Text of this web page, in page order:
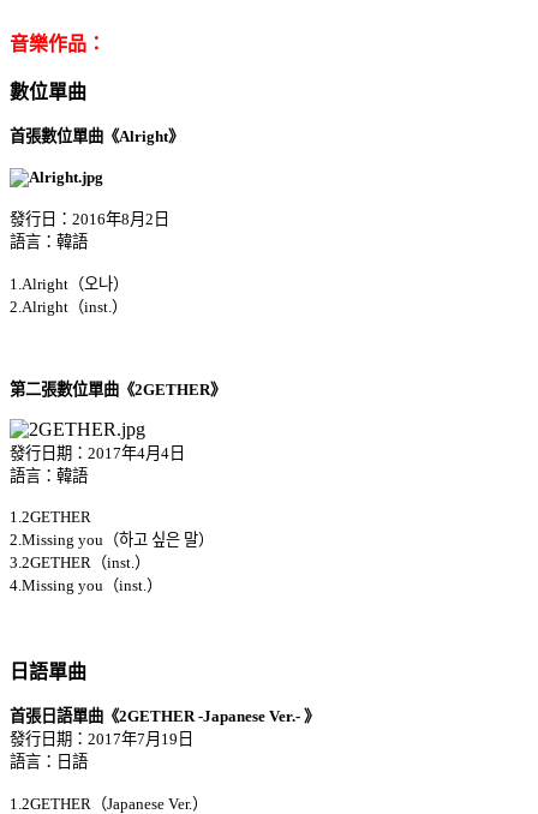
音樂作品：
數位單曲
首張數位單曲《Alright》
發行日：2016年8月2日
語言：韓語
1.Alright（오나）
2.Alright（inst.）
第二張數位單曲《2GETHER》
發行日期：2017年4月4日
語言：韓語
1.2GETHER
2.Missing you（하고 싶은 말）
3.2GETHER（inst.）
4.Missing you（inst.）
日語單曲
首張日語單曲《2GETHER -Japanese Ver.- 》
發行日期：2017年7月19日
語言：日語
1.2GETHER（Japanese Ver.）